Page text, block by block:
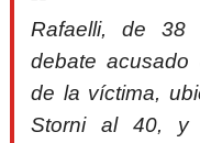
Rafaelli, de
debate
de la víctima,
Storni al 40, y